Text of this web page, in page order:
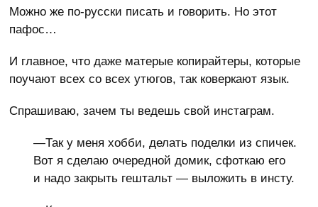
Можно же по-русски писать и говорить. Но этот
пафос…
И главное, что даже матерые копирайтеры, которые
поучают всех со всех утюгов, так коверкают язык.
Спрашиваю, зачем ты ведешь свой инстаграм.
—Так у меня хобби, делать поделки из спичек.
Вот я сделаю очередной домик, сфоткаю его
и надо закрыть гештальт — выложить в инсту.